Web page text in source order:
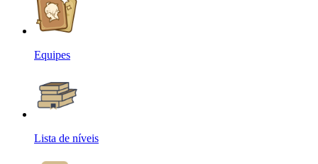
Equipes
Lista de níveis